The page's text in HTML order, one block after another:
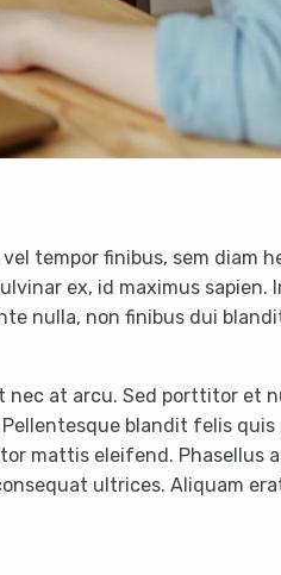
tempor finibus, sem diam
ex, id maximus
nulla, non finibus dui
at arcu. Sed porttitor et
blandit felis
mattis eleifend. Phasellus
ultrices. Aliquam